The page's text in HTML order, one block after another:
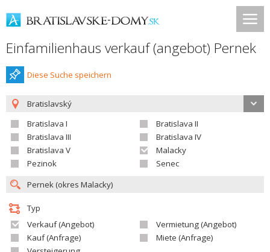
Einfamilienhaus verkauf (angebot) Pernek
Diese Suche speichern
Bratislavský
Bratislava I
Bratislava II
Bratislava III
Bratislava IV
Bratislava V
Malacky
Pezinok
Senec
Typ
Verkauf (Angebot)
Vermietung (Angebot)
Kauf (Anfrage)
Miete (Anfrage)